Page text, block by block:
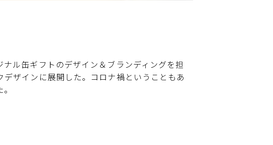
ル缶ギフトのデザイン＆ブランディングを担
ザインに展開した。コロナ禍ということもあ